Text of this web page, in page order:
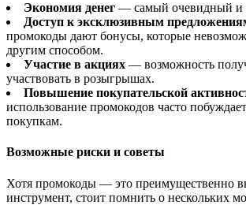
Экономия денег — самый очевидный и
Доступ к эксклюзивным
промокоды дают бонусы, которые
другим способом.
Участие в акциях — возможность
участвовать в розыгрышах.
Повышение покупательской
использование промокодов часто
покупкам.
Возможные риски и советы
Хотя промокоды — это преимущественно
инструмент, стоит помнить о нескольких